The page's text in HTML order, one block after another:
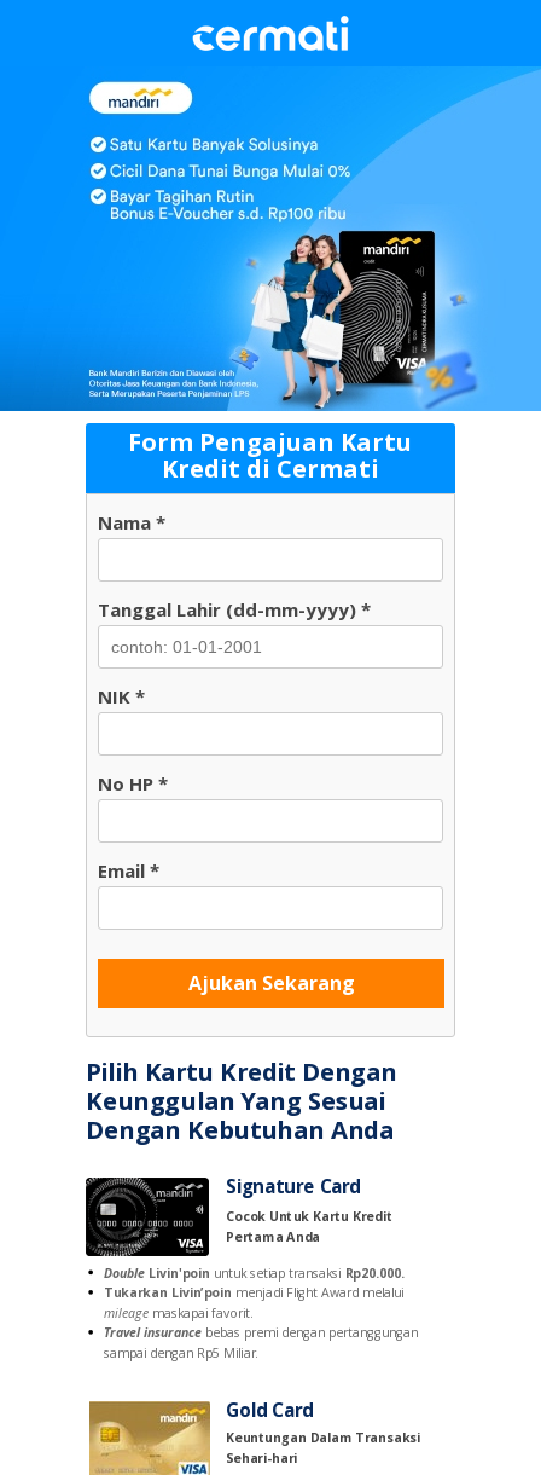
Pilih Kartu Kredit Dengan
Keunggulan Yang Sesuai
Dengan Kebutuhan Anda
Signature Card
Cocok Untuk Kartu Kredit
Pertama Anda
Double Livin'poin untuk setiap transaksi Rp20.000.
Tukarkan Livin’poin menjadi Flight Award melalui
mileagemaskapai favorit.
Travel insurance bebas premi dengan pertanggungan
sampai dengan Rp5 Miliar.
Gold Card
Keuntungan Dalam Transaksi
Sehari-hari
Nama *
Tanggal Lahir (dd-mm-yyyy) *
NIK *
No HP *
Email *
Ajukan Sekarang
Form Pengajuan Kartu
Kredit di Cermati